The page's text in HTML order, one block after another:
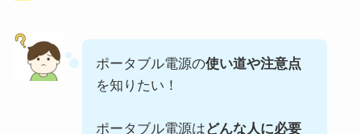
ポータブル電源の使い道や注意点
を知りたい！
ポータブル電源はどんな人に必要